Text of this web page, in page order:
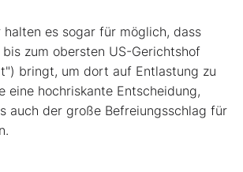
halten es sogar für möglich, dass
bis zum obersten US-Gerichtshof
bringt, um dort auf Entlastung zu
eine hochriskante Entscheidung,
auch der große Befreiungsschlag für